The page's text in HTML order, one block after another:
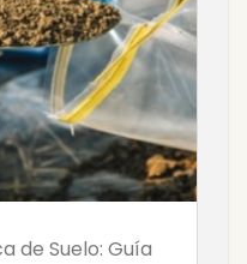
de Suelo: Guía